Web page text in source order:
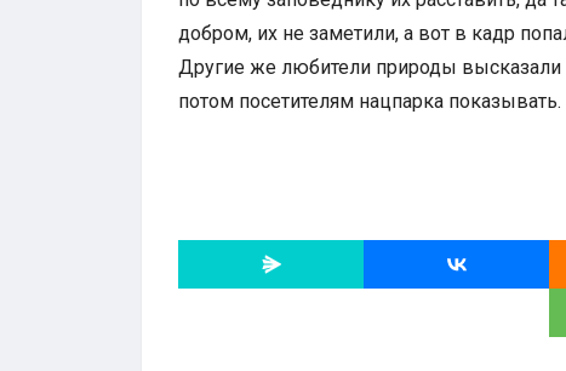
добром, их не заметили, а вот в кадр
Другие же любители природы
потом посетителям нацпарка показывать.